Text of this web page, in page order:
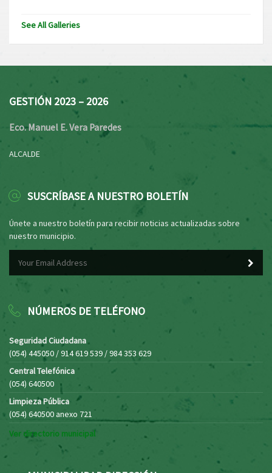
See All Galleries
GESTIÓN 2023 – 2026
Eco. Manuel E. Vera Paredes
ALCALDE
SUSCRÍBASE A NUESTRO BOLETÍN
Únete a nuestro boletín para recibir noticias actualizadas sobre
nuestro municipio.
NÚMEROS DE TELÉFONO
Seguridad Ciudadana
(054) 445050 / 914 619 539 / 984 353 629
Central Telefónica
(054) 640500
Limpieza Pública
(054) 640500 anexo 721
Ver directorio municipal